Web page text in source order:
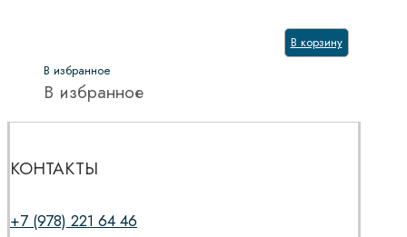
В корзину
В избранное
В избранное
КОНТАКТЫ
+7 (978) 221 64 46